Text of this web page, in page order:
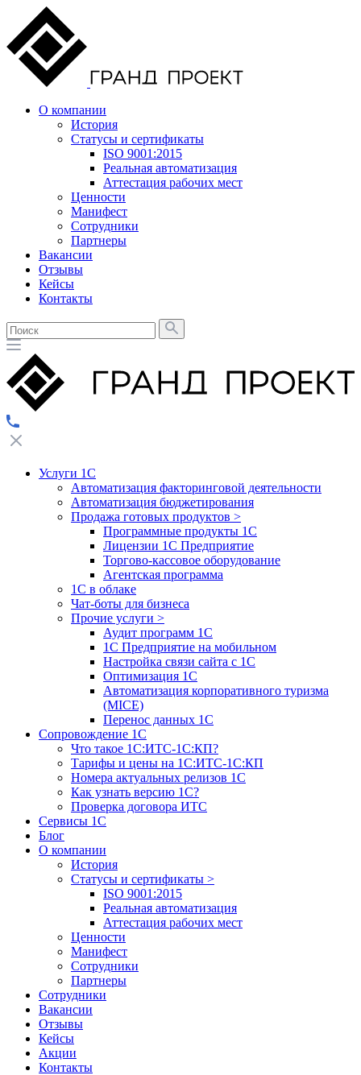
О компании
История
Статусы и сертификаты
ISO 9001:2015
Реальная автоматизация
Аттестация рабочих мест
Ценности
Манифест
Сотрудники
Партнеры
Вакансии
Отзывы
Кейсы
Контакты
Услуги 1С
Автоматизация факторинговой деятельности
Автоматизация бюджетирования
Продажа готовых продуктов >
Программные продукты 1С
Лицензии 1С Предприятие
Торгово-кассовое оборудование
Агентская программа
1С в облаке
Чат-боты для бизнеса
Прочие услуги >
Аудит программ 1С
1С Предприятие на мобильном
Настройка связи сайта с 1С
Оптимизация 1С
Автоматизация корпоративного туризма
(MICE)
Перенос данных 1С
Сопровождение 1С
Что такое 1С:ИТС-1С:КП?
Тарифы и цены на 1С:ИТС-1С:КП
Номера актуальных релизов 1С
Как узнать версию 1С?
Проверка договора ИТС
Сервисы 1С
Блог
О компании
История
Статусы и сертификаты >
ISO 9001:2015
Реальная автоматизация
Аттестация рабочих мест
Ценности
Манифест
Сотрудники
Партнеры
Сотрудники
Вакансии
Отзывы
Кейсы
Акции
Контакты